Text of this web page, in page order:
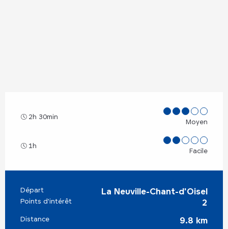
2h 30min
Moyen
1h
Facile
Informations pratiques
Départ La Neuville-Chant-d'Oisel
Points d'intérêt 2
Distance 9.8 km